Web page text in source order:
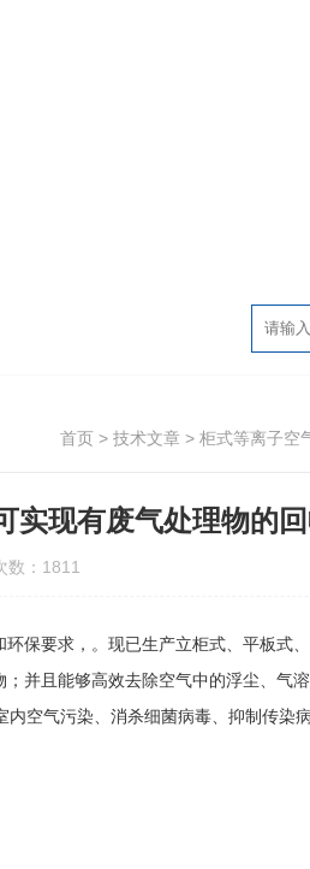
首页 > 技术文章 > 柜式等离子空
实现有废气处理物的
：1811
保要求，。现已生产立柜式、平板式
并且能够高效去除空气中的浮尘、气
空气污染、消杀细菌病毒、抑制传染